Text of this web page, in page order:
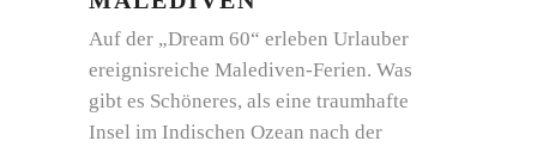
Auf der „Dream 60“ erleben Urlauber
ereignisreiche Malediven-Ferien. Was
gibt es Schöneres, als eine traumhafte
Insel im Indischen Ozean nach der